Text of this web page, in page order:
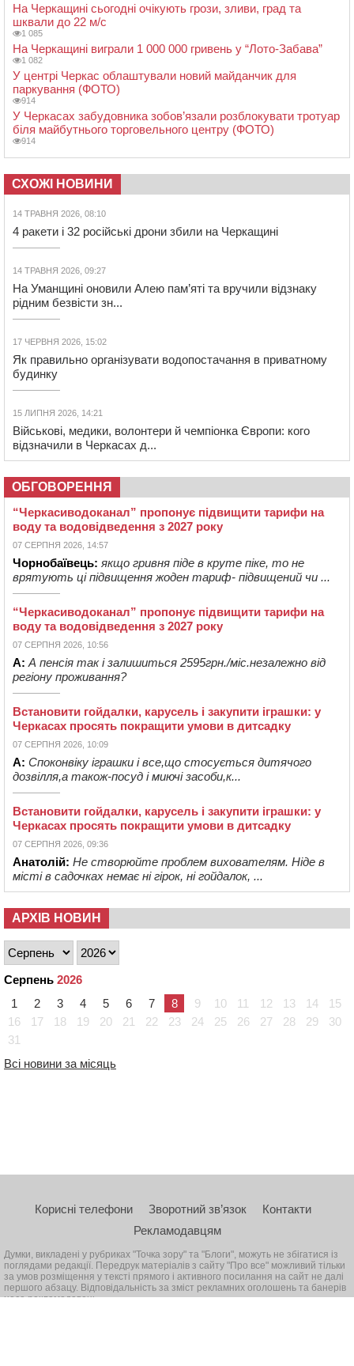
На Черкащині сьогодні очікують грози, зливи, град та
шквали до 22 м/с
1 085
На Черкащині виграли 1 000 000 гривень у “Лото-Забава”
1 082
У центрі Черкас облаштували новий майданчик для
паркування (ФОТО)
914
У Черкасах забудовника зобов’язали розблокувати тротуар
біля майбутнього торговельного центру (ФОТО)
914
СХОЖІ НОВИНИ
14 ТРАВНЯ 2026, 08:10
4 ракети і 32 російські дрони збили на Черкащині
14 ТРАВНЯ 2026, 09:27
На Уманщині оновили Алею пам’яті та вручили відзнаку
рідним безвісти зн...
17 ЧЕРВНЯ 2026, 15:02
Як правильно організувати водопостачання в приватному
будинку
15 ЛИПНЯ 2026, 14:21
Військові, медики, волонтери й чемпіонка Європи: кого
відзначили в Черкасах д...
ОБГОВОРЕННЯ
“Черкасиводоканал” пропонує підвищити тарифи на
воду та водовідведення з 2027 року
07 СЕРПНЯ 2026, 14:57
Чорнобаївець: якщо гривня піде в круте піке, то не
врятують ці підвищення жоден тариф- підвищений чи ...
“Черкасиводоканал” пропонує підвищити тарифи на
воду та водовідведення з 2027 року
07 СЕРПНЯ 2026, 10:56
А: А пенсія так і залишиться 2595грн./міс.незалежно від
регіону проживання?
Встановити гойдалки, карусель і закупити іграшки: у
Черкасах просять покращити умови в дитсадку
07 СЕРПНЯ 2026, 10:09
А: Споконвіку іграшки і все,що стосується дитячого
дозвілля,а також-посуд і миючі засоби,к...
Встановити гойдалки, карусель і закупити іграшки: у
Черкасах просять покращити умови в дитсадку
07 СЕРПНЯ 2026, 09:36
Анатолій: Не створюйте проблем вихователям. Ніде в
місті в садочках немає ні гірок, ні гойдалок, ...
АРХІВ НОВИН
Серпень 2026
1
2 3 4 5 6 7 8 9 10 11 12 13 14
15
16
17 18 19 20 21 22 23 24 25 26 27 28 29
30
31
Всі новини за місяць
Корисні телефони Зворотний зв’язок
Контакти
Рекламодавцям
Думки, викладені у рубриках "Точка зору" та "Блоги", можуть не збігатися із
поглядами редакції. Передрук матеріалів з сайту "Про все" можливий тільки
за умов розміщення у тексті прямого і активного посилання на сайт не далі
першого абзацу. Відповідальність за зміст рекламних оголошень та банерів
несе рекламодавець